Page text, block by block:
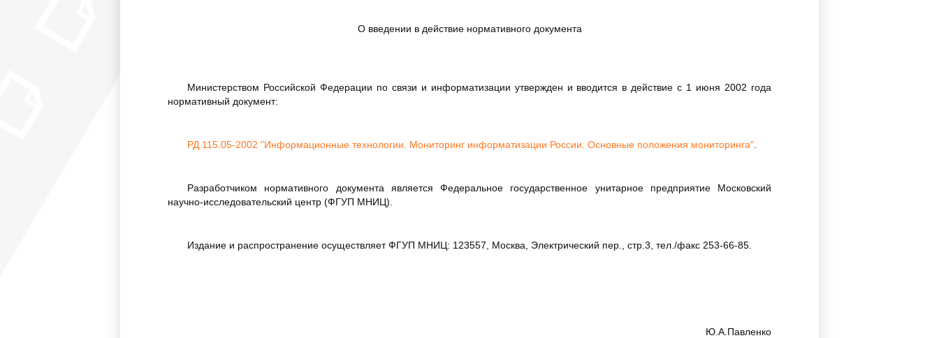
О введении в действие нормативного документа
Министерством Российской Федерации по связи и информатизации утвержден и вводится в действие с 1 июня 2002 года
нормативный документ:
РД 115.05-2002 "Информационные технологии. Мониторинг информатизации России. Основные положения мониторинга"
Разработчиком нормативного документа является Федеральное государственное унитарное предприятие Московский
научно-исследовательский центр (ФГУП МНИЦ).
Издание и распространение осуществляет ФГУП МНИЦ: 123557, Москва, Электрический пер., стр.3, тел./факс 253-66-85.
Ю.А.Павленко